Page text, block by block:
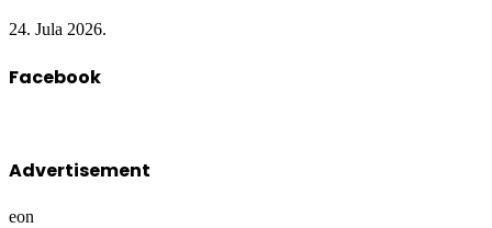
24. Jula 2026.
Facebook
Advertisement
eon